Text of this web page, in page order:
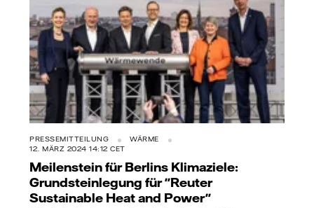
PRESSEMITTEILUNG
WÄRME
12. MÄRZ 2024 14:12 CET
Meilenstein für Berlins Klimaziele:
Grundsteinlegung für "Reuter
Sustainable Heat and Power"